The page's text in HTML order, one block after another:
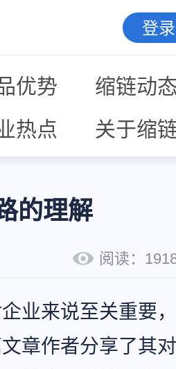
登录
优势
缩链动
热点 关于缩
的理解
阅读：
业来说至关重要，
章作者分享了其对